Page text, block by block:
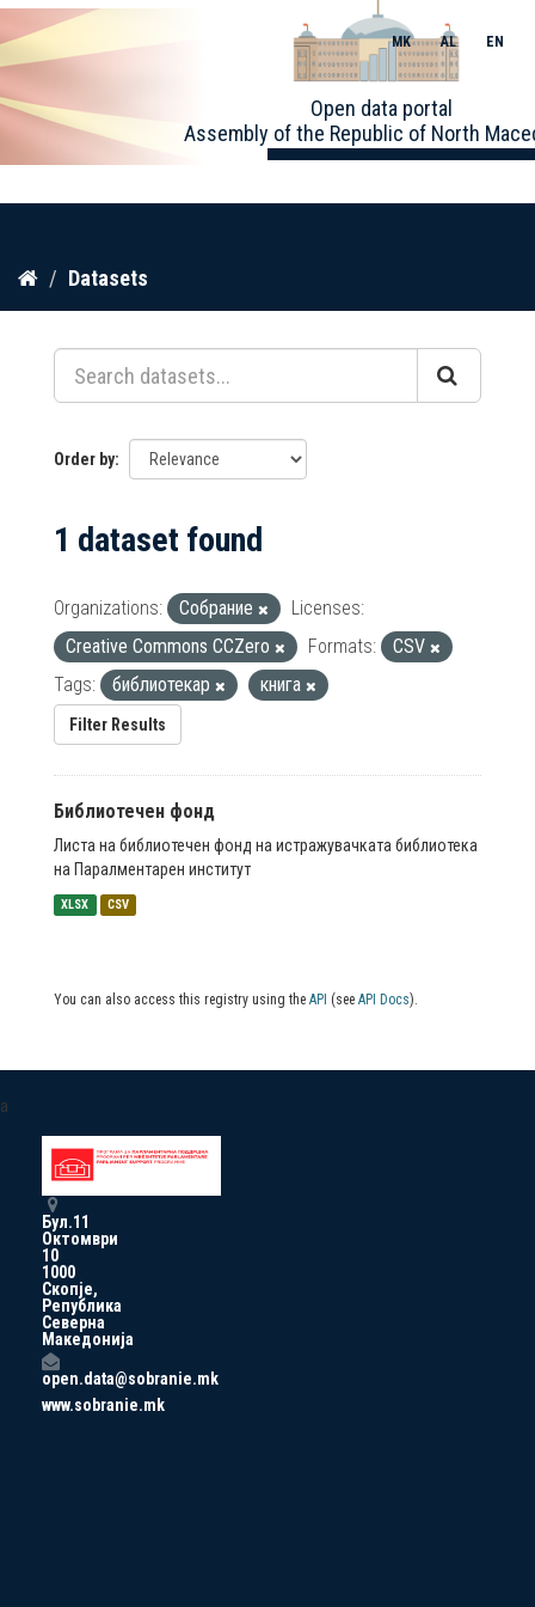
Skip
content
Open data portal
Assembly of the Republic of North
MK AL EN
Datasets
Order by
1 dataset found
Organizations: Собрание
Licenses:
Creative Commons CCZero
Formats:
CSV
Tags:
библиотекар книга
Filter Results
Библиотечен фонд
Листа на библиотечен фонд на истражувачката библиотека
на Паралментарен институт
XLSX CSV
You can also access this registry using the API (see API Docs).
a
Бул.11
Октомври
10
1000
Скопје,
Република
Северна
Македонија
open.data@sobranie.mk
www.sobranie.mk